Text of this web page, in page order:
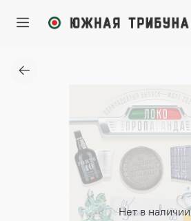
Нет в наличии